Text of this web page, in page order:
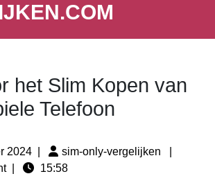
het Slim Kopen van
Telefoon
2024 sim-only-vergelijken
15:58